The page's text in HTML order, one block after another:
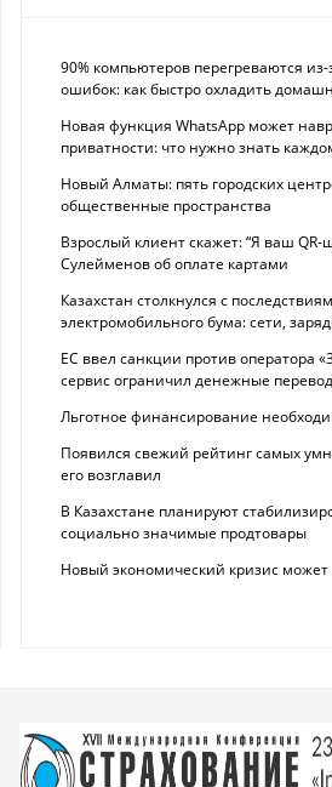
90% компьютеров перегреваются
ошибок: как быстро охладить
Новая функция WhatsApp может
приватности: что нужно знать
Новый Алматы: пять городских
общественные пространства
Взрослый клиент скажет: “Я ваш
Сулейменов об оплате картами
Казахстан столкнулся с
электромобильного бума: сети,
ЕС ввел санкции против оператора
сервис ограничил денежные
Льготное финансирование
Появился свежий рейтинг самых
его возглавил
В Казахстане планируют
социально значимые продтовары
Новый экономический кризис